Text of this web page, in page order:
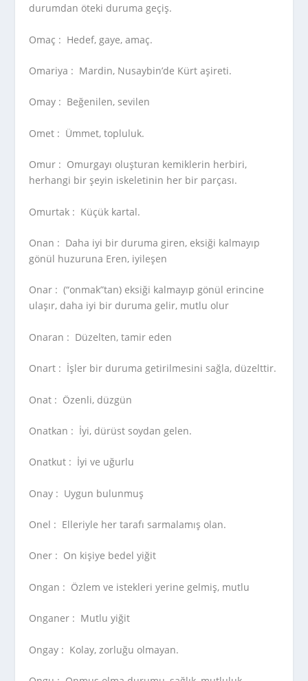
durumdan öteki duruma geçiş.
Omaç : Hedef, gaye, amaç.
Omariya : Mardin, Nusaybin’de Kürt aşireti.
Omay : Beğenilen, sevilen
Omet : Ümmet, topluluk.
Omur : Omurgayı oluşturan kemiklerin herbiri,
herhangi bir şeyin iskeletinin her bir parçası.
Omurtak : Küçük kartal.
Onan : Daha iyi bir duruma giren, eksiği kalmayıp
gönül huzuruna Eren, iyileşen
Onar : (“onmak”tan) eksiği kalmayıp gönül erincine
ulaşır, daha iyi bir duruma gelir, mutlu olur
Onaran : Düzelten, tamir eden
Onart : İşler bir duruma getirilmesini sağla, düzelttir.
Onat : Özenli, düzgün
Onatkan : İyi, dürüst soydan gelen.
Onatkut : İyi ve uğurlu
Onay : Uygun bulunmuş
Onel : Elleriyle her tarafı sarmalamış olan.
Oner : On kişiye bedel yiğit
Ongan : Özlem ve istekleri yerine gelmiş, mutlu
Onganer : Mutlu yiğit
Ongay : Kolay, zorluğu olmayan.